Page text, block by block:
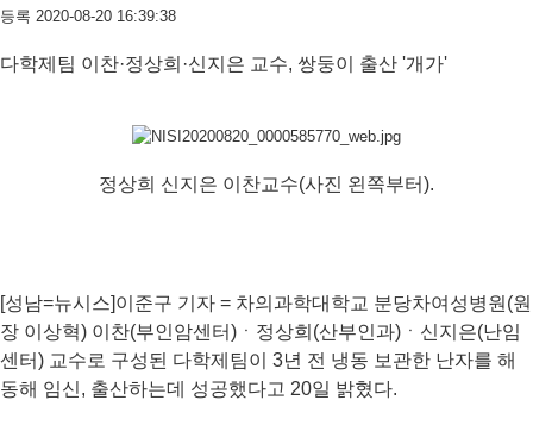
등록 2020-08-20 16:39:38
다학제팀 이찬·정상희·신지은 교수, 쌍둥이 출산 '개가'
정상희 신지은 이찬교수(사진 왼쪽부터).
[성남=뉴시스]이준구 기자 = 차의과학대학교 분당차여성병원(원
장 이상혁) 이찬(부인암센터)ㆍ정상희(산부인과)ㆍ신지은(난임
센터) 교수로 구성된 다학제팀이 3년 전 냉동 보관한 난자를 해
동해 임신, 출산하는데 성공했다고 20일 밝혔다.